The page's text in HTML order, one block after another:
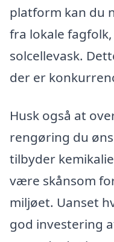
platform kan du
fra lokale
solcellevask.
der er
Husk også at
rengøring du
tilbyder
være skånsom
miljøet. Uanset
god investering